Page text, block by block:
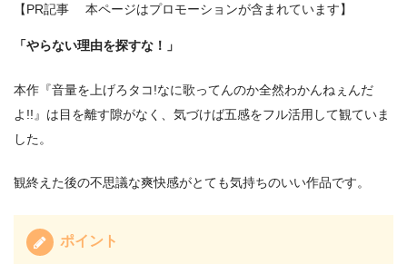
【PR記事 本ページはプロモーションが含まれています】
「やらない理由を探すな！」
本作『音量を上げろタコ!なに歌ってんのか全然わかんねぇんだ
よ!!』は目を離す隙がなく、気づけば五感をフル活用して観ていま
した。
観終えた後の不思議な爽快感がとても気持ちのいい作品です。
ポイント